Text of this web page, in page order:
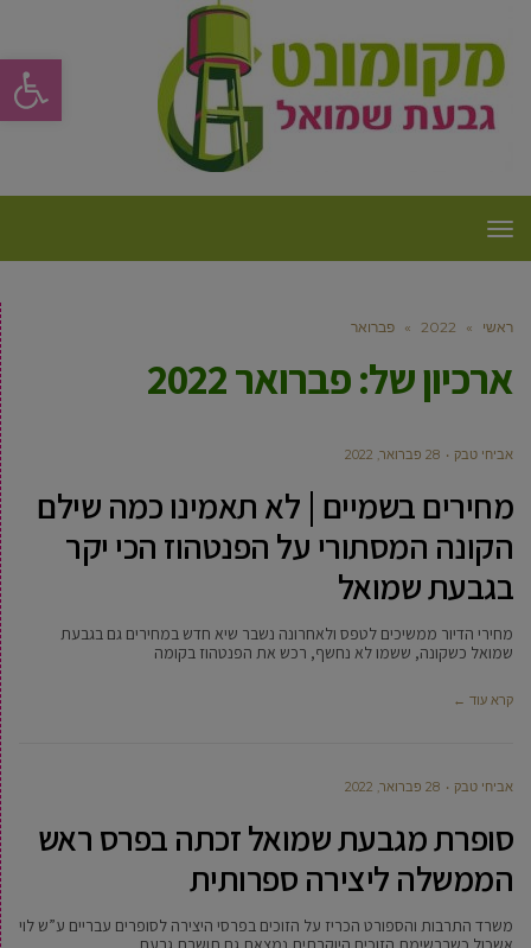
פתח
תפריט
ראשי »
2022
» פברואר
ארכיון של:פברואר 2022
אביחי טבק 28 פברואר, 2022
מחירים בשמיים | לא תאמינו כמה שילם
הקונה המסתורי על הפנטהוז הכי יקר
בגבעת שמואל
מחירי הדיור ממשיכים לטפס ולאחרונה נשבר שיא חדש במחירים גם בגבעת
שמואל כשקונה, ששמו לא נחשף, רכש את הפנטהוז בקומה
קרא עוד ←
אביחי טבק 28 פברואר, 2022
סופרת מגבעת שמואל זכתה בפרס ראש
הממשלה ליצירה ספרותית
משרד התרבות והספורט הכריז על הזוכים בפרסי היצירה לסופרים עבריים ע”ש לוי